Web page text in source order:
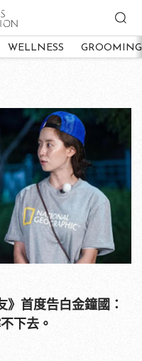
WELLNESS GROOMING
首度告白金鐘國：
下去。